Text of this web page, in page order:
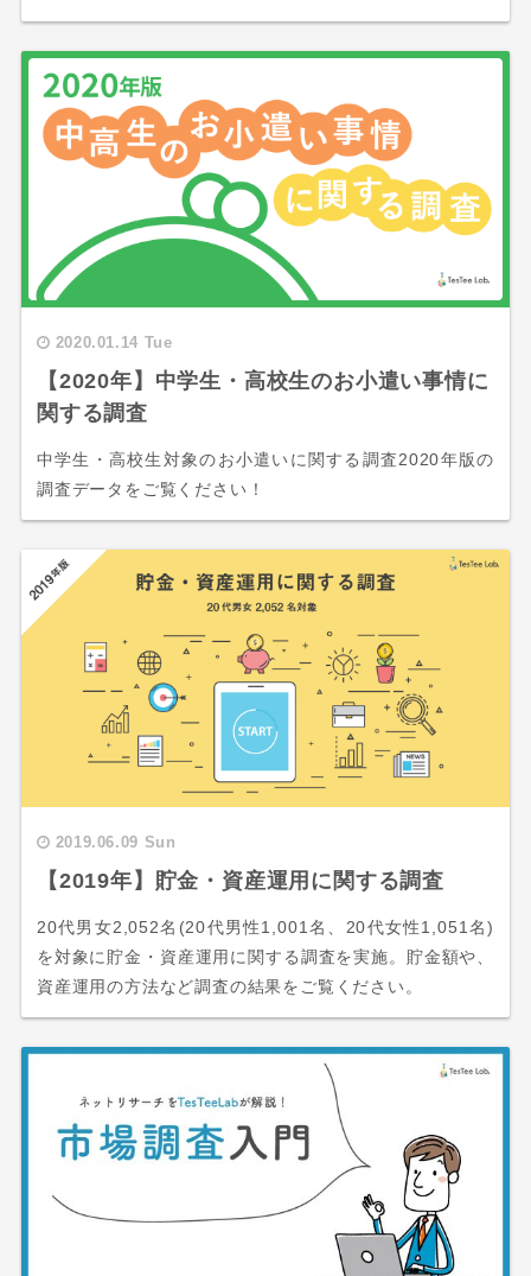
2020.01.14 Tue
【2020年】中学生・高校生のお小遣い事情に
関する調査
中学生・高校生対象のお小遣いに関する調査2020年版の
調査データをご覧ください！
2019.06.09 Sun
【2019年】貯金・資産運用に関する調査
20代男女2,052名(20代男性1,001名、20代女性1,051名)
を対象に貯金・資産運用に関する調査を実施。貯金額や、
資産運用の方法など調査の結果をご覧ください。